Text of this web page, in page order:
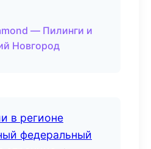
— Пилинги и
Новгород
в регионе
федеральный